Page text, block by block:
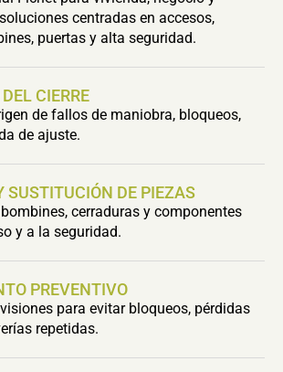
centradas en accesos,
puertas y alta seguridad.
CIERRE
de fallos de maniobra, bloqueos,
de ajuste.
SUSTITUCIÓN DE PIEZAS
cerraduras y componentes
y a la seguridad.
PREVENTIVO
para evitar bloqueos, pérdidas
repetidas.